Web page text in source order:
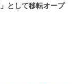
として移転オープ